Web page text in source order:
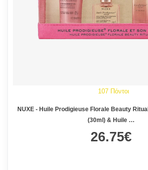
107 Πόντοι
NUXE - Huile Prodigieuse Florale Beauty Ritual Scented Showergel
(30ml) & Huile …
26.75€